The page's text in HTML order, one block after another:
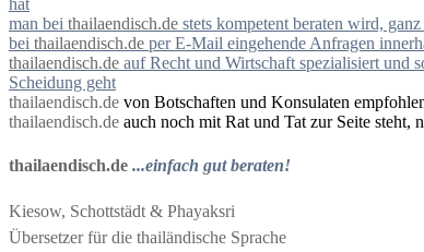
hat
man bei thailaendisch.de stets kompetent beraten wird,
bei thailaendisch.de per E-Mail eingehende Anfragen
thailaendisch.de auf Recht und Wirtschaft spezialisiert und
Scheidung geht
thailaendisch.de von Botschaften und Konsulaten
thailaendisch.de auch noch mit Rat und Tat zur Seite steht,
thailaendisch.de ...einfach gut beraten!
Kiesow, Schottstädt & Phayaksri
Übersetzer für die thailändische Sprache